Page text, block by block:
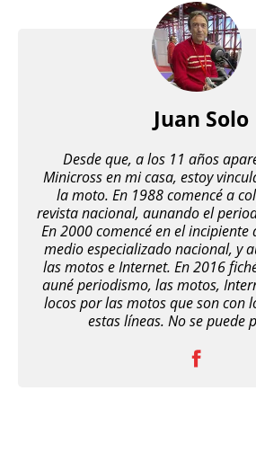
Juan Solo
Desde que, a los 11 años
Minicross en mi casa, estoy
la moto. En 1988 comencé a
revista nacional, aunando el
En 2000 comencé en el
medio especializado nacional, y
las motos e Internet. En 2016
auné periodismo, las motos,
locos por las motos que son con
estas líneas. No se puede